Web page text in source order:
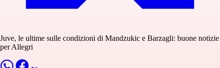
Juve, le ultime sulle condizioni di Mandzukic e Barzagli: buone notizie
per Allegri